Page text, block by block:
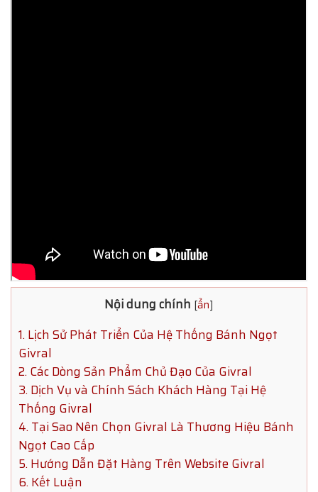
Nội dung chính [ẩn]
1. Lịch Sử Phát Triển Của Hệ Thống Bánh Ngọt
Givral
2. Các Dòng Sản Phẩm Chủ Đạo Của Givral
3. Dịch Vụ và Chính Sách Khách Hàng Tại Hệ
Thống Givral
4. Tại Sao Nên Chọn Givral Là Thương Hiệu Bánh
Ngọt Cao Cấp
5. Hướng Dẫn Đặt Hàng Trên Website Givral
6. Kết Luận